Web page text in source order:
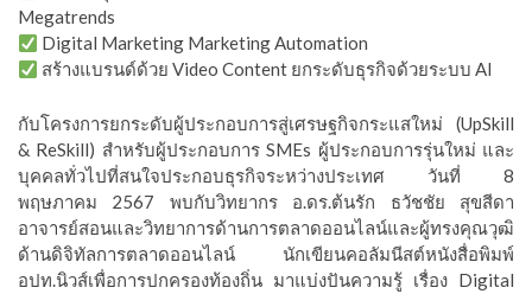
Megatrends
Digital Marketing Marketing Automation
สร้างแบรนด์ด้วย Video Content ยกระดับธุรกิจด้วยระบบ AI
กับโครงการยกระดับผู้ประกอบการสู่เศรษฐกิจกระแสใหม่ (UpSkill
& ReSkill) สำหรับผู้ประกอบการ SMEs ผู้ประกอบการรุ่นใหม่ และ
บุคคลทั่วไปที่สนใจประกอบธุรกิจระหว่างประเทศ วันที่ 8
พฤษภาคม 2567 พบกับวิทยากร อ.ดร.ต้นรัก ธวัชชัย สุขสีดา
อาจารย์สอนและวิทยาการด้านการตลาดออนไลน์และผู้ทรงคุณวุฒิ
ด้านดิจิทัลการตลาดออนไลน์ นักเขียนคอลัมนีสต์หนังสื่อพิมพ์
อปท.นิวส์เพื่อการปกครองท้องถิ่น มาแบ่งปันความรู้ เรื่อง Digital